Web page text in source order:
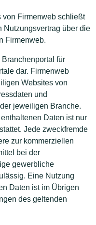
von Firmenweb schließt
Nutzungsvertrag über die
Firmenweb.
für
dar. Firmenweb
Websites von
und
jeweiligen Branche.
Daten ist nur
Jede zweckfremde
zur kommerziellen
bei der
gewerbliche
Eine Nutzung
Daten ist im Übrigen
des geltenden